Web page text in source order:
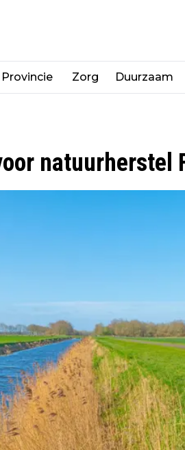
Provincie Zorg Duurzaam
natuurherstel